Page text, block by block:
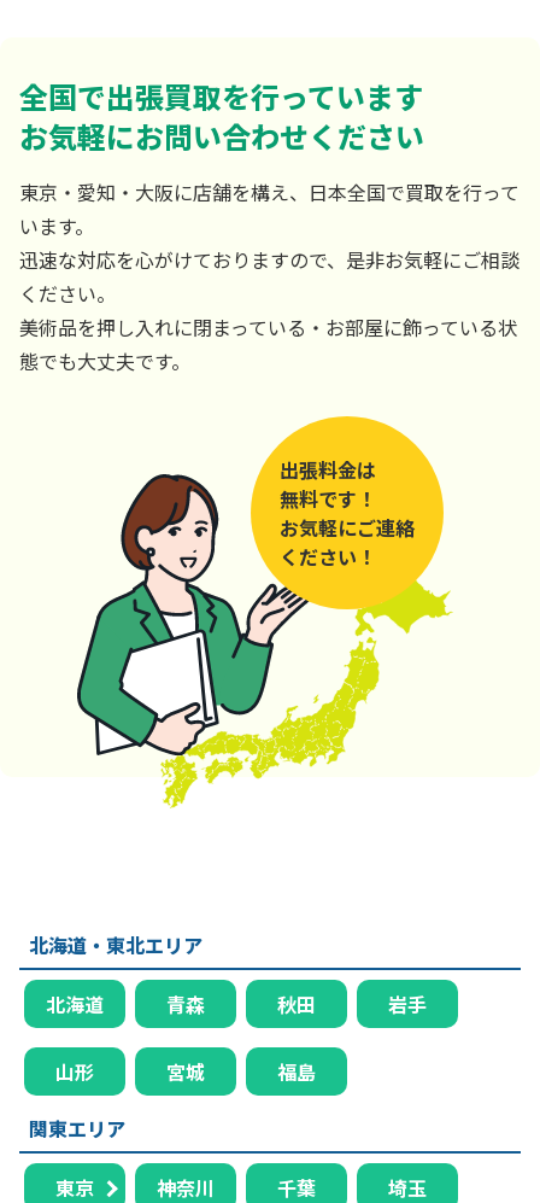
全国で出張買取を行っています
お気軽にお問い合わせください
東京・愛知・大阪に店舗を構え、日本全国で買取を行って
います。
迅速な対応を心がけておりますので、是非お気軽にご相談
ください。
美術品を押し入れに閉まっている・お部屋に飾っている状
態でも大丈夫です。
出張料金は
無料です！
お気軽にご連絡
ください！
北海道・東北エリア
北海道 青森 秋田 岩手
山形 宮城
福島
関東エリア
東京 神奈川 千葉 埼玉